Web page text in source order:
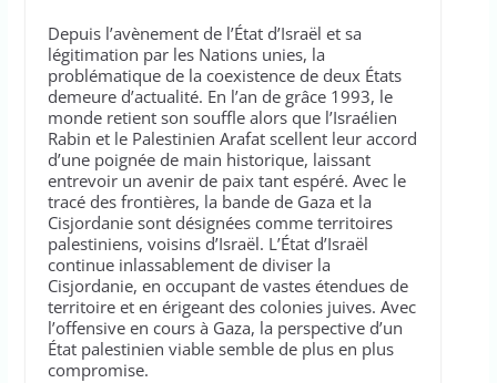
Depuis l’avènement de l’État d’Israël et sa
légitimation par les Nations unies, la
problématique de la coexistence de deux États
demeure d’actualité. En l’an de grâce 1993, le
monde retient son souffle alors que l’Israélien
Rabin et le Palestinien Arafat scellent leur accord
d’une poignée de main historique, laissant
entrevoir un avenir de paix tant espéré. Avec le
tracé des frontières, la bande de Gaza et la
Cisjordanie sont désignées comme territoires
palestiniens, voisins d’Israël. L’État d’Israël
continue inlassablement de diviser la
Cisjordanie, en occupant de vastes étendues de
territoire et en érigeant des colonies juives. Avec
l’offensive en cours à Gaza, la perspective d’un
État palestinien viable semble de plus en plus
compromise.